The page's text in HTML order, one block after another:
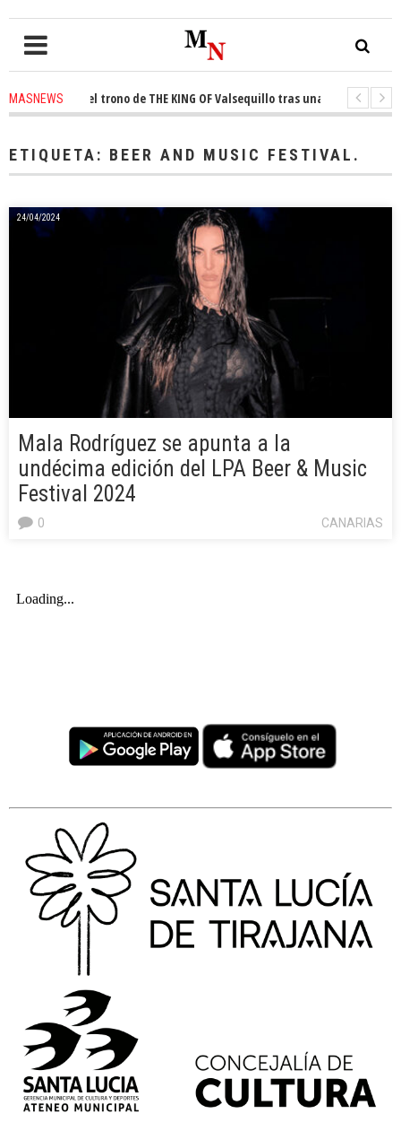
MASNEWSel trono de THE KING OF Valsequillo tras una jornada de
ETIQUETA: BEER AND MUSIC FESTIVAL.
24/04/2024
Mala Rodríguez se apunta a la
undécima edición del LPA Beer & Music
Festival 2024
CANARIAS
0